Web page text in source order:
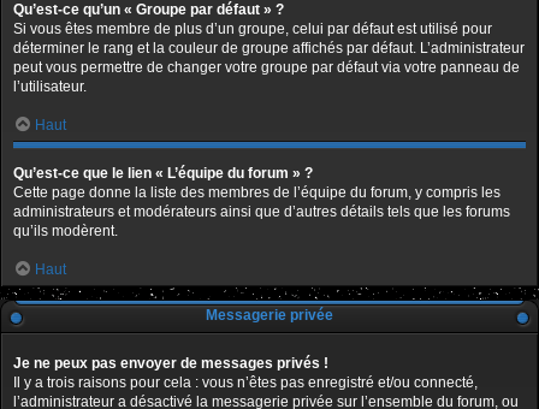
Qu’est-ce qu’un « Groupe par défaut » ?
Si vous êtes membre de plus d’un groupe, celui par défaut est utilisé pour
déterminer le rang et la couleur de groupe affichés par défaut. L’administrateur
peut vous permettre de changer votre groupe par défaut via votre panneau de
l’utilisateur.
Haut
Qu’est-ce que le lien « L’équipe du forum » ?
Cette page donne la liste des membres de l’équipe du forum, y compris les
administrateurs et modérateurs ainsi que d’autres détails tels que les forums
qu’ils modèrent.
Haut
Messagerie privée
Je ne peux pas envoyer de messages privés !
Il y a trois raisons pour cela : vous n’êtes pas enregistré et/ou connecté,
l’administrateur a désactivé la messagerie privée sur l’ensemble du forum, ou